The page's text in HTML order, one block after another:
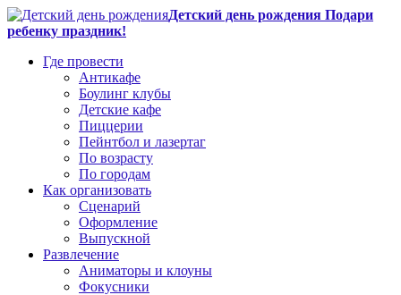
Детский день рождения Подари
ребенку праздник!
Где провести
Антикафе
Боулинг клубы
Детские кафе
Пиццерии
Пейнтбол и лазертаг
По возрасту
По городам
Как организовать
Сценарий
Оформление
Выпускной
Развлечение
Аниматоры и клоуны
Фокусники